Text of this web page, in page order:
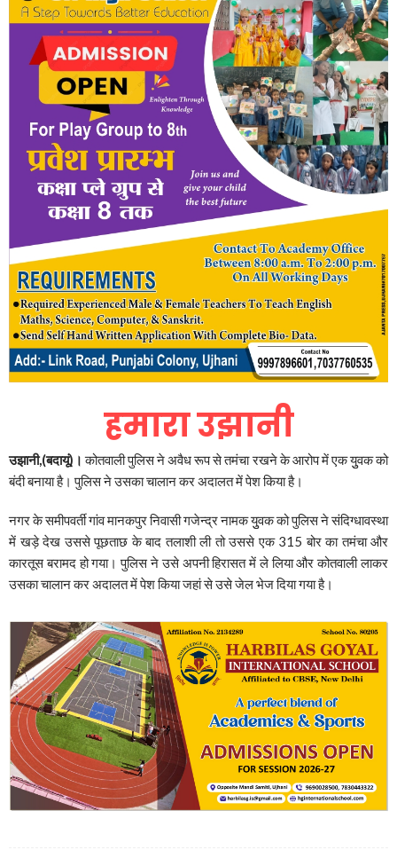
हमारा उझानी
उझानी,(बदायूं)। कोतवाली पुलिस ने अवैध रूप से तमंचा रखने के आरोप में एक युुवक को
बंदी बनाया है। पुलिस ने उसका चालान कर अदालत में पेश किया है।
नगर के समीपवर्ती गांव मानकपुर निवासी गजेन्द्र नामक युुवक को पुलिस ने संदिग्धावस्था
में खड़े देख उससे पूछताछ के बाद तलाशी ली तो उससे एक 315 बोर का तमंचा और
कारतूस बरामद हो गया। पुलिस ने उसे अपनी हिरासत में ले लिया और कोतवाली लाकर
उसका चालान कर अदालत में पेश किया जहां से उसे जेल भेज दिया गया है।